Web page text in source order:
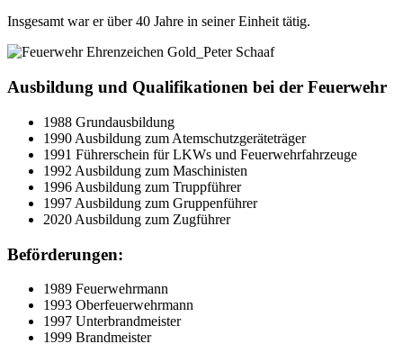
Insgesamt war er über 40 Jahre in seiner Einheit tätig.
Ausbildung und Qualifikationen bei der Feuerwehr
1988 Grundausbildung
1990 Ausbildung zum Atemschutzgeräteträger
1991 Führerschein für LKWs und Feuerwehrfahrzeuge
1992 Ausbildung zum Maschinisten
1996 Ausbildung zum Truppführer
1997 Ausbildung zum Gruppenführer
2020 Ausbildung zum Zugführer
Beförderungen:
1989 Feuerwehrmann
1993 Oberfeuerwehrmann
1997 Unterbrandmeister
1999 Brandmeister